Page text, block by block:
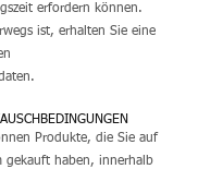
erfordern können.
ist, erhalten Sie eine
Produkte, die Sie auf
gekauft haben, innerhalb